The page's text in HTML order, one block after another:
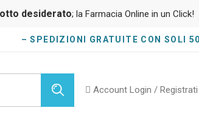
desiderato; la Farmacia Online in un Click!
– SPEDIZIONI GRATUITE CON SOLI
Account Login / Registrati